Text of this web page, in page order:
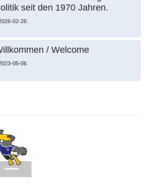
seit den 1970 Jahren.
02-26
/ Welcome
05-06